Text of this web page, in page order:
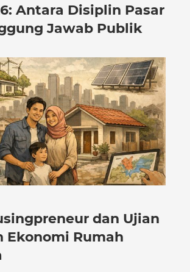
Antara Disiplin Pasar
Jawab Publik
dan Ujian
Ekonomi Rumah